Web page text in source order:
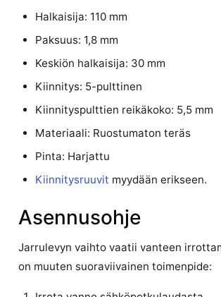
Halkaisija: 110 mm
Paksuus: 1,8 mm
Keskiön halkaisija: 30 mm
Kiinnitys: 5-pulttinen
Kiinnityspulttien reikäkoko: 5,5 mm
Materiaali: Ruostumaton teräs
Pinta: Harjattu
Kiinnitysruuvit myydään erikseen.
Asennusohje
Jarrulevyn vaihto vaatii vanteen
on muuten suoraviivainen toimenpide: